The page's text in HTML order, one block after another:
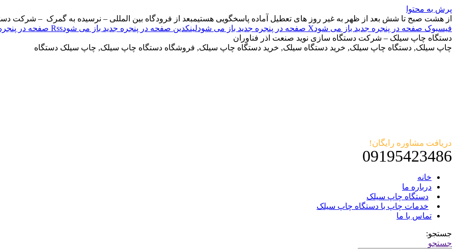
پرش به محتوا
از هشت صبح تا شش بعد از ظهر به غیر روز های تعطیل آماده پاسخگویی هستیمبعد از فرودگاه بین المللی – نرسیده به گمرک – شرکت
فیسبوک صفحه در پنجره جدید باز می شودX صفحه در پنجره جدید باز می شود لینکدین صفحه در پنجره جدید باز می شودRss صفحه در پنجره جدید باز می شود
دستگاه چاپ سیلک – شرکت دستگاه سازی نوید صنعت اذر فناوران
چاپ سیلک, دستگاه چاپ سیلک, خرید دستگاه سیلک, خرید دستگاه چاپ سیلک, فروشگاه دستگاه چاپ سیلک, چاپ سیلک دستگاه
دریافت مشاوره رایگان!
09195423486
خانه
درباره ما
دستگاه چاپ سیلک
خدمات چاپ با دستگاه چاپ سیلک
تماس با ما
جستجو:
جستجو